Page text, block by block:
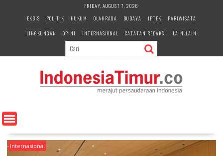
e
n
FRIDAY, AUGUST 7, 2026
EKBIS
POLITIK HUKUM OLAHRAGA BUDAYA IPTEK
PARIWISATA
LINGKUNGAN
OPINI INTERNASIONAL CATATAN REDAKSI LAIN-LAIN
Internasional